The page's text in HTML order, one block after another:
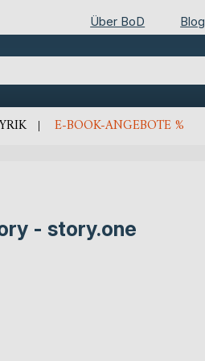
Über BoD Blog
E-BOOK-ANGEBOTE %
- story.one